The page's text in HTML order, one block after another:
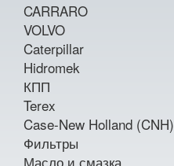
CARRARO
VOLVO
Caterpillar
Hidromek
КПП
Terex
Case-New Holland (CNH)
Фильтры
Масло и смазка